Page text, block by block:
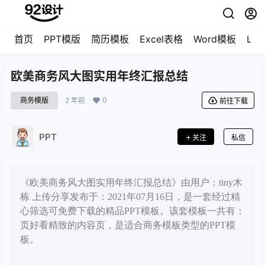
首页 PPT模版 简历模板 Excel表格 Word模板
欧美商务风大图实用年终汇报总结
商务模版 2 年前 0 前往下载
PPT 关注 私信
《欧美商务风大图实用年终汇报总结》由用户：tiny木
栋 上传分享发布于：2021年07月16日，是一套经过精
心筛选可免费下载的精品PPT模板。该套模板一共有：
页好看精致的内容页，是适合商务模板类型的PPT模
板。